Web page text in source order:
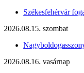
Székesfehérvár
2026.08.15. szombat
2026.08.16. vasárnap